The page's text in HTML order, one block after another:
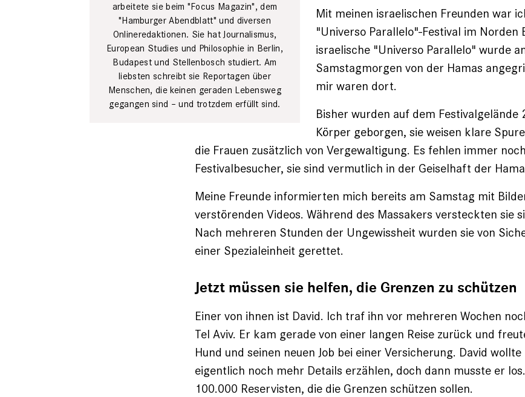
arbeitete sie beim "Focus Magazin", dem
"Hamburger Abendblatt" und diversen
Onlineredaktionen. Sie hat Journalismus,
European Studies und Philosophie in Berlin,
Budapest und Stellenbosch studiert. Am
liebsten schreibt sie Reportagen über
Menschen, die keinen geraden Lebensweg
gegangen sind – und trotzdem erfüllt sind.
Mit meinen israelischen Freunden war
"Universo Parallelo"-Festival im Norden
israelische "Universo Parallelo" wurde
Samstagmorgen von der Hamas
mir waren dort.
Bisher wurden auf dem Festivalgelände
Körper geborgen, sie weisen klare
die Frauen zusätzlich von Vergewaltigung. Es fehlen immer
Festivalbesucher, sie sind vermutlich in der Geiselhaft der
Meine Freunde informierten mich bereits am Samstag mit
verstörenden Videos. Während des Massakers versteckten sie
Nach mehreren Stunden der Ungewissheit wurden sie von
einer Spezialeinheit gerettet.
Jetzt müssen sie helfen, die Grenzen zu schützen
Einer von ihnen ist David. Ich traf ihn vor mehreren Wochen
Tel Aviv. Er kam gerade von einer langen Reise zurück und
Hund und seinen neuen Job bei einer Versicherung. David
eigentlich noch mehr Details erzählen, doch dann musste er
100.000 Reservisten, die die Grenzen schützen sollen.